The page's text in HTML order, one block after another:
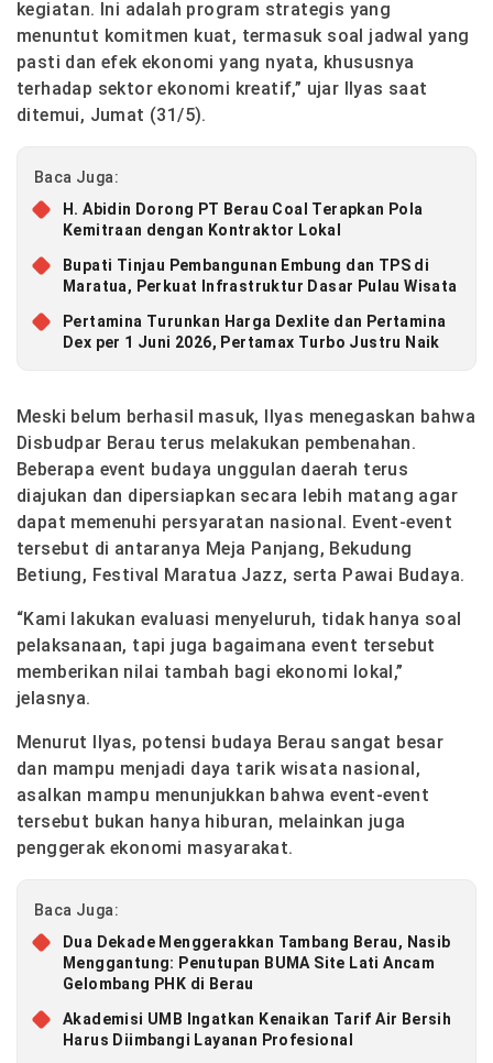
kegiatan. Ini adalah program strategis yang
menuntut komitmen kuat, termasuk soal jadwal yang
pasti dan efek ekonomi yang nyata, khususnya
terhadap sektor ekonomi kreatif,” ujar Ilyas saat
ditemui, Jumat (31/5).
Baca Juga:
H. Abidin Dorong PT Berau Coal Terapkan Pola
Kemitraan dengan Kontraktor Lokal
Bupati Tinjau Pembangunan Embung dan TPS di
Maratua, Perkuat Infrastruktur Dasar Pulau Wisata
Pertamina Turunkan Harga Dexlite dan Pertamina
Dex per 1 Juni 2026, Pertamax Turbo Justru Naik
Meski belum berhasil masuk, Ilyas menegaskan bahwa
Disbudpar Berau terus melakukan pembenahan.
Beberapa event budaya unggulan daerah terus
diajukan dan dipersiapkan secara lebih matang agar
dapat memenuhi persyaratan nasional. Event-event
tersebut di antaranya Meja Panjang, Bekudung
Betiung, Festival Maratua Jazz, serta Pawai Budaya.
“Kami lakukan evaluasi menyeluruh, tidak hanya soal
pelaksanaan, tapi juga bagaimana event tersebut
memberikan nilai tambah bagi ekonomi lokal,”
jelasnya.
Menurut Ilyas, potensi budaya Berau sangat besar
dan mampu menjadi daya tarik wisata nasional,
asalkan mampu menunjukkan bahwa event-event
tersebut bukan hanya hiburan, melainkan juga
penggerak ekonomi masyarakat.
Baca Juga:
Dua Dekade Menggerakkan Tambang Berau, Nasib
Menggantung: Penutupan BUMA Site Lati Ancam
Gelombang PHK di Berau
Akademisi UMB Ingatkan Kenaikan Tarif Air Bersih
Harus Diimbangi Layanan Profesional